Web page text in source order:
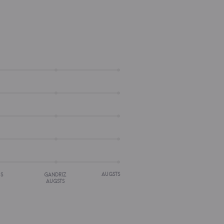
GANDRĪZ
AUGSTS
AUGSTS